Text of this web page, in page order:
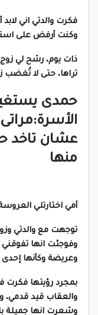
فكرت والدتي اني
وكنت أرفض على
ذات يوم، رشح لي
تراها، حتى لا
حمدى
عشان تاخد
منها
أمي اختارتلي
توجهت مع والدتي
وفوجئت انها
وعريضة وكأنها
بمجرد رؤيتها فكرت
والعقاب قيد قدمي،
وشعرت انها جميلة